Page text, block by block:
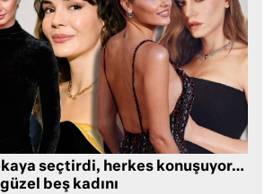
seçtirdi, herkes konuşuyor…
beş kadını